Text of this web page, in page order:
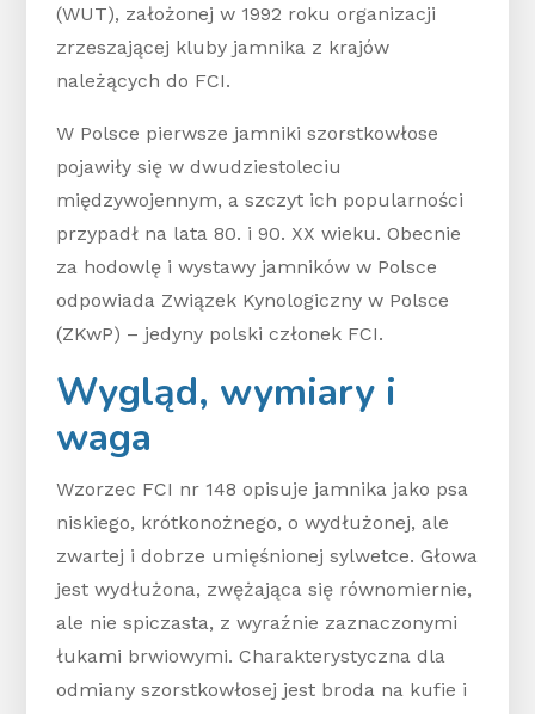
(WUT), założonej w 1992 roku organizacji
zrzeszającej kluby jamnika z krajów
należących do FCI.
W Polsce pierwsze jamniki szorstkowłose
pojawiły się w dwudziestoleciu
międzywojennym, a szczyt ich popularności
przypadł na lata 80. i 90. XX wieku. Obecnie
za hodowlę i wystawy jamników w Polsce
odpowiada Związek Kynologiczny w Polsce
(ZKwP) – jedyny polski członek FCI.
Wygląd, wymiary i
waga
Wzorzec FCI nr 148 opisuje jamnika jako psa
niskiego, krótkonożnego, o wydłużonej, ale
zwartej i dobrze umięśnionej sylwetce. Głowa
jest wydłużona, zwężająca się równomiernie,
ale nie spiczasta, z wyraźnie zaznaczonymi
łukami brwiowymi. Charakterystyczna dla
odmiany szorstkowłosej jest broda na kufie i